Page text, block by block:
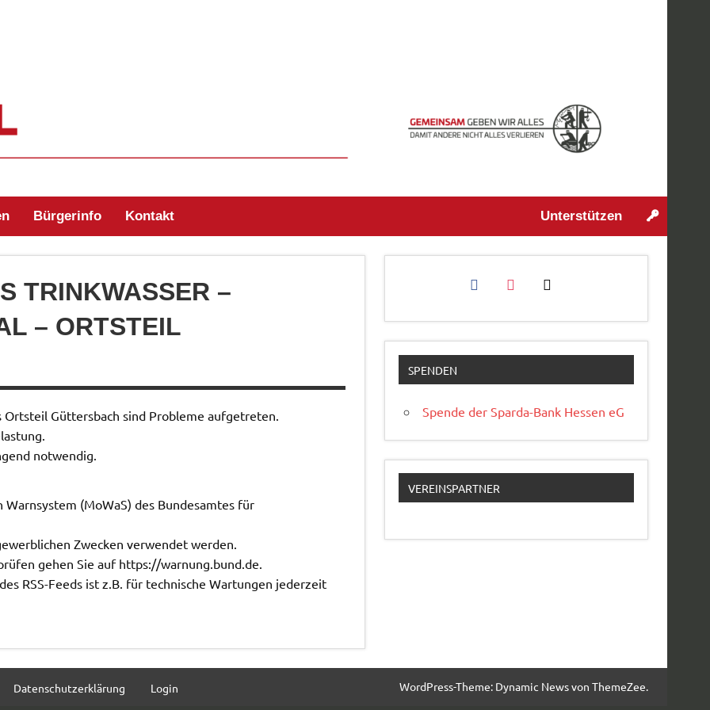
Bürgerinfo Kontakt Unterstützen
TRINKWASSER –
– ORTSTEIL
Ortsteil Güttersbach sind Probleme aufgetreten.
notwendig.
(MoWaS) des Bundesamtes für
Zwecken verwendet werden.
gehen Sie auf https://warnung.bund.de.
RSS-Feeds ist z.B. für technische Wartungen jederzeit
facebookinstagram
mail
SPENDEN
Spende der Sparda-Bank Hessen eG
VEREINSPARTNER
Datenschutzerklärung Login WordPress-Theme: Dynamic News von ThemeZee.